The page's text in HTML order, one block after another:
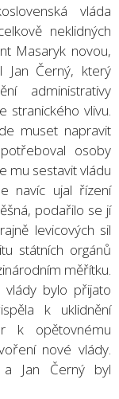
vláda
neklidných
Masaryk novou,
Jan Černý, který
administrativy
stranického vlivu.
muset napravit
osoby
mu sestavit vládu
navíc ujal řízení
podařilo se jí
levicových sil
státních orgánů
měřítku.
bylo přijato
k uklidnění
k opětovnému
nové vlády.
Jan Černý byl